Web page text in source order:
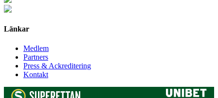
Länkar
Medlem
Partners
Press & Ackreditering
Kontakt